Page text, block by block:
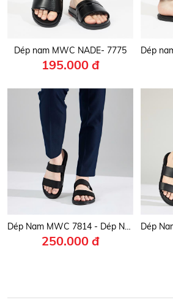
Dép nam MWC NADE- 7775
195.000 đ
Dép Nam MWC 7814 - Dép Nam 2 Quai Ngang Cách Điệu Phong Cách Trẻ Trung, Cá Tính, Thời Trang.
250.000 đ